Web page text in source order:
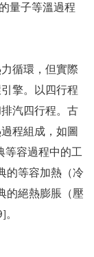
量子等溫過程
循環，但實際
擎。以四行程
汽四行程。古
程組成，如圖
等容過程中的工
等容加熱（冷
絕熱膨脹（壓